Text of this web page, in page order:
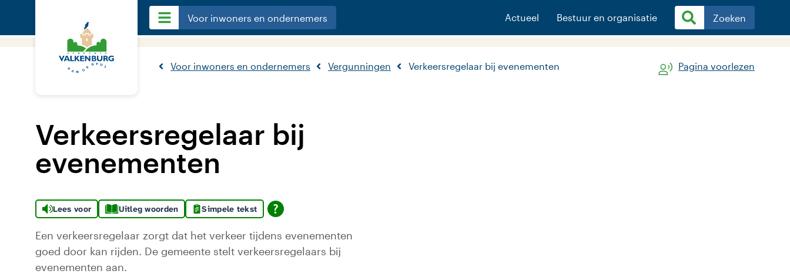
Voor inwoners en ondernemers Actueel Bestuur en organisatie Zoeken
Voor inwoners en ondernemers Vergunningen Verkeersregelaar bij evenementen Pagina voorlezen
Verkeersregelaar bij
evenementen
Lees voor Uitleg woorden Simpele tekst
Een verkeersregelaar zorgt dat het verkeer tijdens evenementen
goed door kan rijden. De gemeente stelt verkeersregelaars bij
evenementen aan.